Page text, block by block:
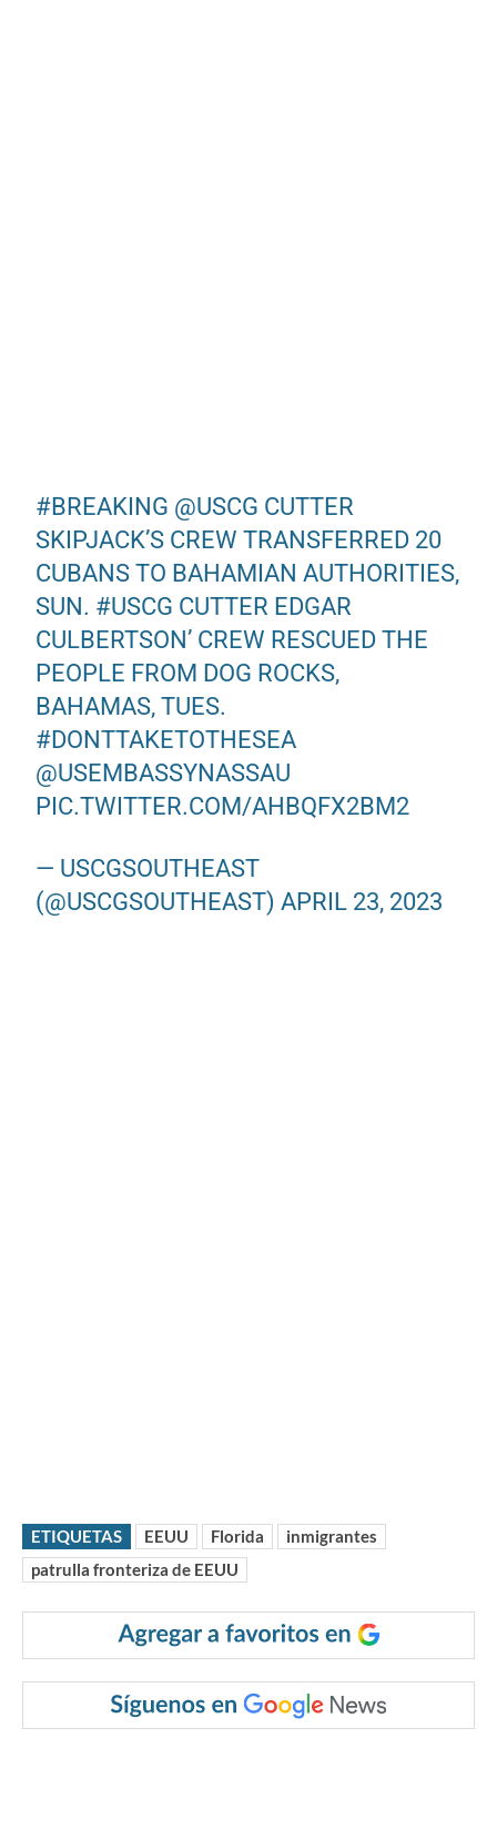
#BREAKING @USCG CUTTER
SKIPJACK’S CREW TRANSFERRED 20
CUBANS TO BAHAMIAN AUTHORITIES,
SUN. #USCG CUTTER EDGAR
CULBERTSON’ CREW RESCUED THE
PEOPLE FROM DOG ROCKS,
BAHAMAS, TUES.
#DONTTAKETOTHESEA
@USEMBASSYNASSAU
PIC.TWITTER.COM/AHBQFX2BM2
— USCGSOUTHEAST
(@USCGSOUTHEAST)APRIL 23, 2023
ETIQUETAS EEUU Florida
inmigrantes
patrulla fronteriza de EEUU